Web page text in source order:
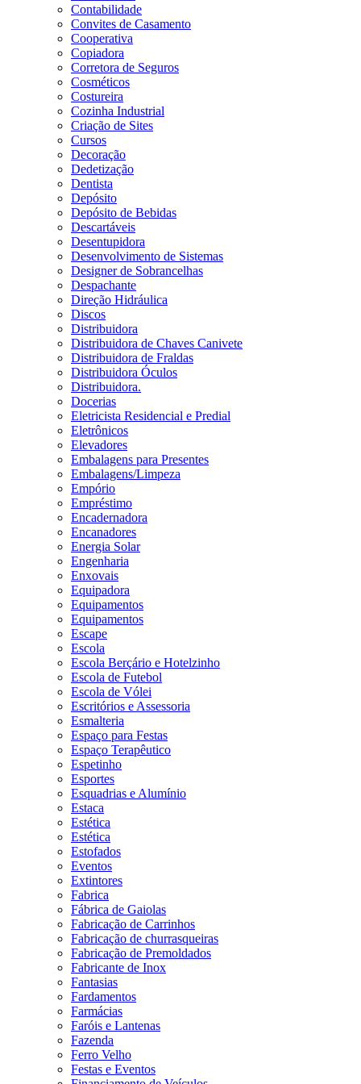
Contabilidade
Convites de Casamento
Cooperativa
Copiadora
Corretora de Seguros
Cosméticos
Costureira
Cozinha Industrial
Criação de Sites
Cursos
Decoração
Dedetização
Dentista
Depósito
Depósito de Bebidas
Descartáveis
Desentupidora
Desenvolvimento de Sistemas
Designer de Sobrancelhas
Despachante
Direção Hidráulica
Discos
Distribuidora
Distribuidora de Chaves Canivete
Distribuidora de Fraldas
Distribuidora Óculos
Distribuidora.
Docerias
Eletricista Residencial e Predial
Eletrônicos
Elevadores
Embalagens para Presentes
Embalagens/Limpeza
Empório
Empréstimo
Encadernadora
Encanadores
Energia Solar
Engenharia
Enxovais
Equipadora
Equipamentos
Equipamentos
Escape
Escola
Escola Berçário e Hotelzinho
Escola de Futebol
Escola de Vólei
Escritórios e Assessoria
Esmalteria
Espaço para Festas
Espaço Terapêutico
Espetinho
Esportes
Esquadrias e Alumínio
Estaca
Estética
Estética
Estofados
Eventos
Extintores
Fabrica
Fábrica de Gaiolas
Fabricação de Carrinhos
Fabricação de churrasqueiras
Fabricação de Premoldados
Fabricante de Inox
Fantasias
Fardamentos
Farmácias
Faróis e Lantenas
Fazenda
Ferro Velho
Festas e Eventos